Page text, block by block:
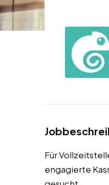
Für
engagierte